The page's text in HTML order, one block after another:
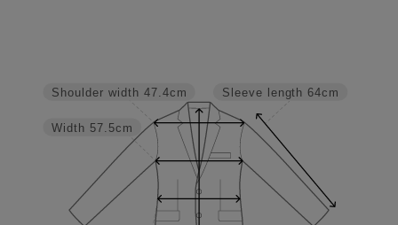
Sleeve length 64cm
Width 57.5cm
Shoulder width 47.4cm